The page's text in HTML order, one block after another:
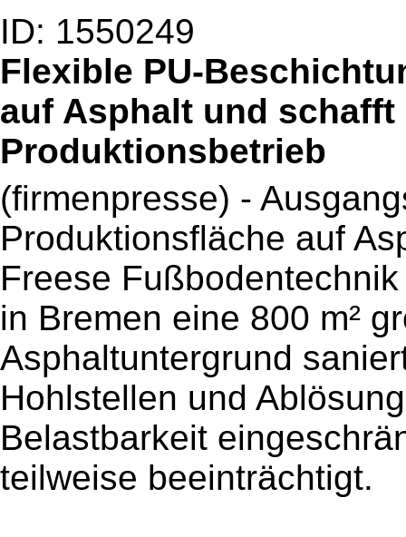
ID: 1550249
Flexible PU-
auf Asphalt und
Produktionsbetrieb
(firmenpresse) -
Produktionsfläche auf
Freese
in Bremen eine 800 m²
Asphaltuntergrund
Hohlstellen und
Belastbarkeit
teilweise beeinträchtigt.